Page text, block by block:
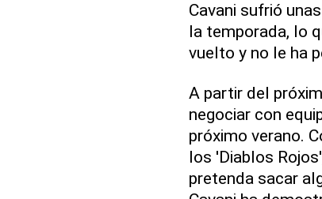
Cavani sufrió
la temporada, lo
vuelto y no le ha
A partir del
negociar con
próximo verano.
los 'Diablos
pretenda sacar